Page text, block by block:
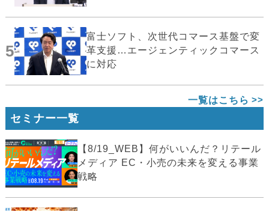
5
富士ソフト、次世代コマース基盤で変
革支援…エージェンティックコマース
に対応
一覧はこちら
セミナー一覧
【8/19_WEB】何がいいんだ？リテール
メディア EC・小売の未来を変える事業
戦略